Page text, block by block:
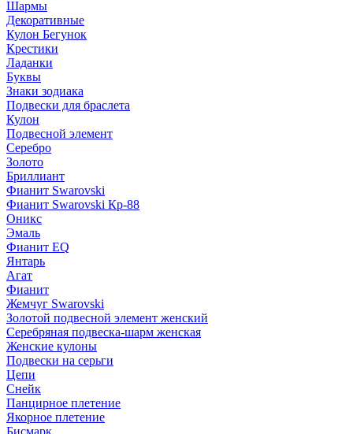
Шармы
Декоративные
Кулон Бегунок
Крестики
Ладанки
Буквы
Знаки зодиака
Подвески для браслета
Кулон
Подвесной элемент
Серебро
Золото
Бриллиант
Фианит Swarovski
Фианит Swarovski Кр-88
Оникс
Эмаль
Фианит EQ
Янтарь
Агат
Фианит
Жемчуг Swarovski
Золотой подвесной элемент женcкий
Серебряная подвеска-шарм женская
Женские кулоны
Подвески на серьги
Цепи
Снейк
Панцирное плетение
Якорное плетение
Бисмарк